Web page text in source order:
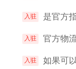
入驻 是官方
入驻
入驻